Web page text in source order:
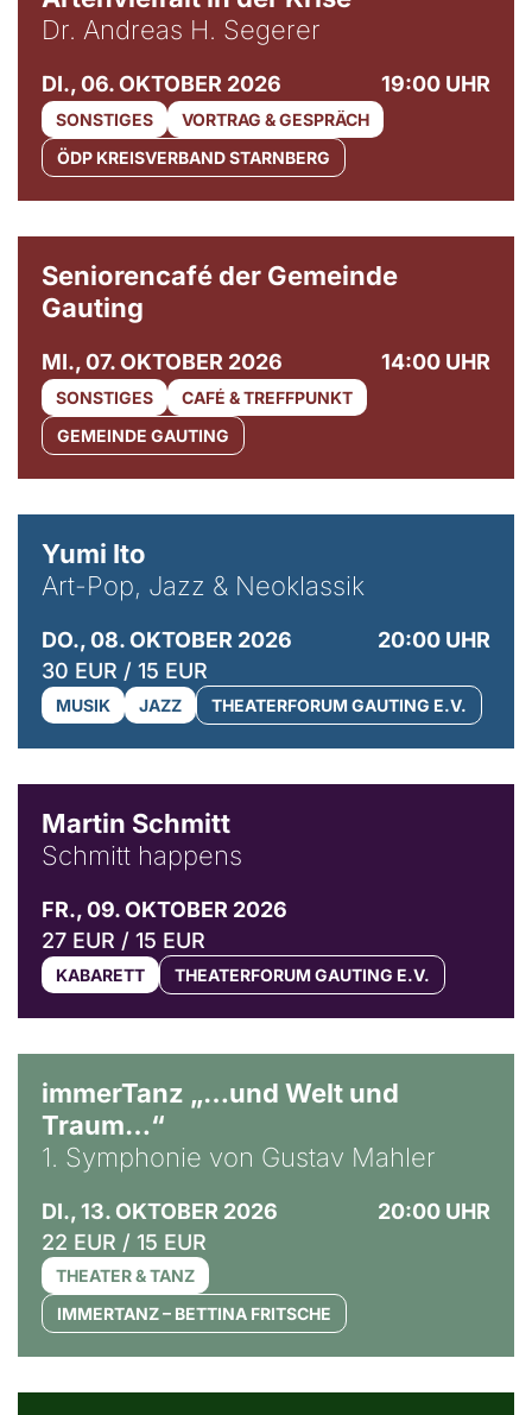
Dr. Andreas H. Segerer
DI., 06. OKTOBER 2026 19:00 UHR
SONSTIGES
VORTRAG & GESPRÄCH
ÖDP KREISVERBAND STARNBERG
Seniorencafé der Gemeinde
Gauting
MI., 07. OKTOBER 2026 14:00 UHR
SONSTIGES
CAFÉ & TREFFPUNKT
GEMEINDE GAUTING
Yumi Ito
Art-Pop, Jazz & Neoklassik
DO., 08. OKTOBER 2026
20:00 UHR
30 EUR / 15 EUR
MUSIK JAZZ THEATERFORUM GAUTING E.V.
Martin Schmitt
Schmitt happens
FR., 09. OKTOBER 2026
27 EUR / 15 EUR
KABARETT THEATERFORUM GAUTING E.V.
immerTanz „…und Welt und
Traum…“
1. Symphonie von Gustav Mahler
DI., 13. OKTOBER 2026
20:00 UHR
22 EUR / 15 EUR
THEATER & TANZ
IMMERTANZ – BETTINA FRITSCHE